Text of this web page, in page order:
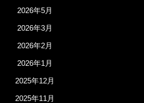
2026年5月
2026年3月
2026年2月
2026年1月
2025年12月
2025年11月